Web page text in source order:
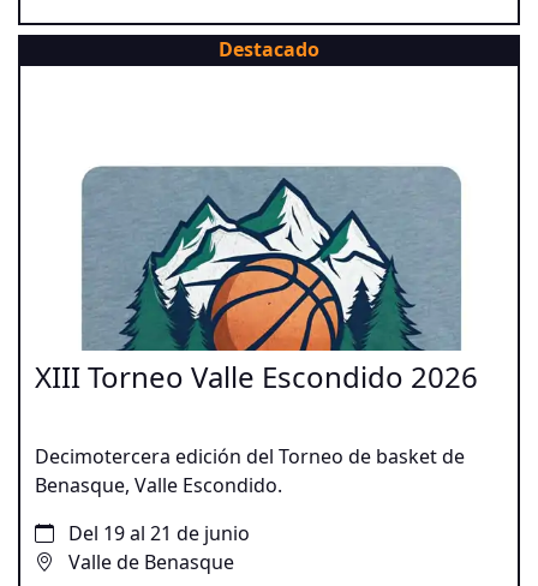
Destacado
XIII Torneo Valle Escondido 2026
Decimotercera edición del Torneo de basket de
Benasque, Valle Escondido.
Del 19 al 21 de junio
Valle de Benasque